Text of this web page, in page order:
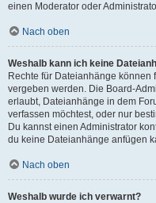
einen Moderator oder
Nach oben
Weshalb kann ich keine
Rechte für Dateianhänge
vergeben werden. Die Board-
erlaubt, Dateianhänge in dem
verfassen möchtest, oder nur
Du kannst einen Administrator
du keine Dateianhänge anfügen
Nach oben
Weshalb wurde ich verwarnt?